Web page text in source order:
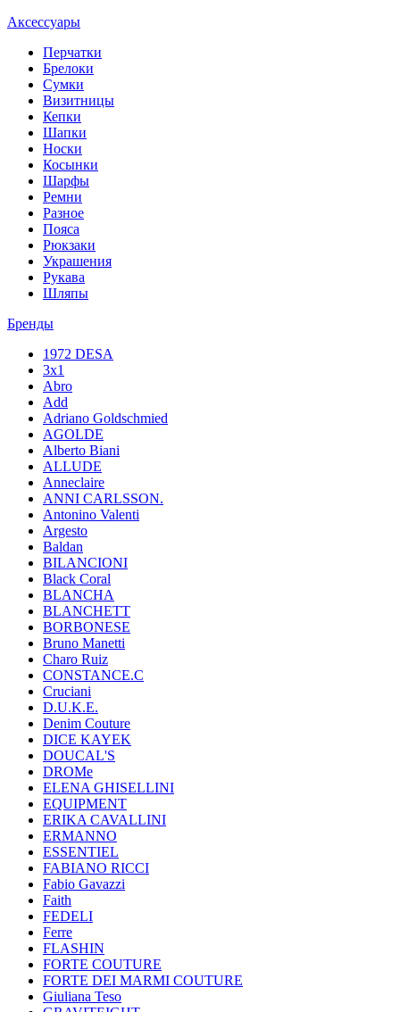
Аксессуары
Перчатки
Брелоки
Сумки
Визитницы
Кепки
Шапки
Носки
Косынки
Шарфы
Ремни
Разное
Пояса
Рюкзаки
Украшения
Рукава
Шляпы
Бренды
1972 DESA
3x1
Abro
Add
Adriano Goldschmied
AGOLDE
Alberto Biani
ALLUDE
Anneclaire
ANNI CARLSSON.
Antonino Valenti
Argesto
Baldan
BILANCIONI
Black Coral
BLANCHA
BLANCHETT
BORBONESE
Bruno Manetti
Charo Ruiz
CONSTANCE.C
Cruciani
D.U.K.E.
Denim Couture
DICE KAYEK
DOUCAL'S
DROMe
ELENA GHISELLINI
EQUIPMENT
ERIKA CAVALLINI
ERMANNO
ESSENTIEL
FABIANO RICCI
Fabio Gavazzi
Faith
FEDELI
Ferre
FLASHIN
FORTE COUTURE
FORTE DEI MARMI COUTURE
Giuliana Teso